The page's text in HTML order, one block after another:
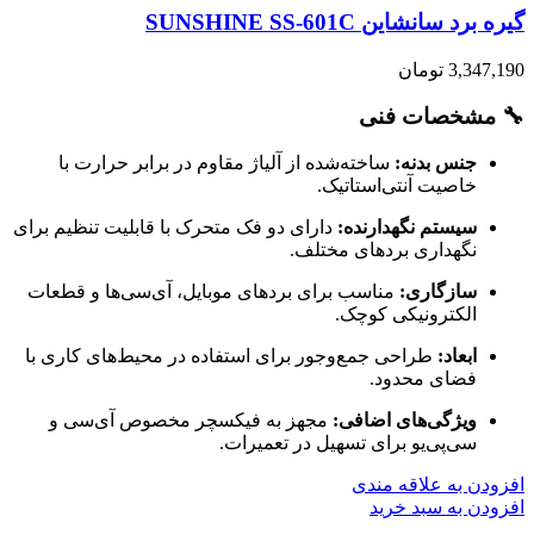
گیره برد سانشاین SUNSHINE SS-601C
3,347,190 تومان
🔧 مشخصات فنی
جنس بدنه: ساخته‌شده از آلیاژ مقاوم در برابر حرارت با
خاصیت آنتی‌استاتیک.
سیستم نگهدارنده: دارای دو فک متحرک با قابلیت تنظیم برای
نگهداری بردهای مختلف.
سازگاری: مناسب برای بردهای موبایل، آی‌سی‌ها و قطعات
الکترونیکی کوچک.
ابعاد: طراحی جمع‌وجور برای استفاده در محیط‌های کاری با
فضای محدود.
ویژگی‌های اضافی: مجهز به فیکسچر مخصوص آی‌سی و
سی‌پی‌یو برای تسهیل در تعمیرات.
افزودن به علاقه مندی
افزودن به سبد خرید